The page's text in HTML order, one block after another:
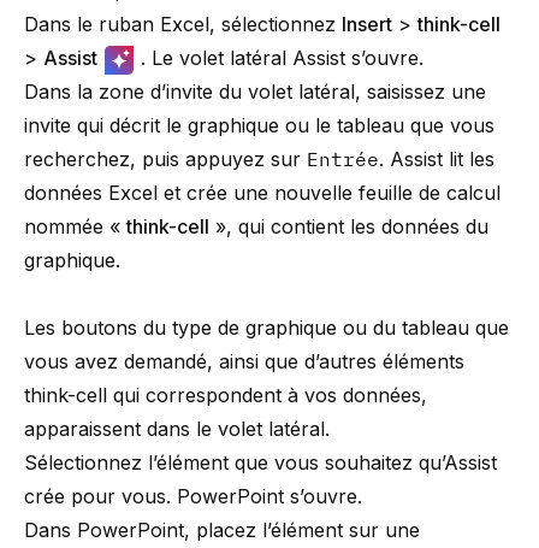
Dans le ruban Excel, sélectionnez Insert >think-cell
> Assist
. Le volet latéral Assist s’ouvre.
Dans la zone d’invite du volet latéral, saisissez une
invite qui décrit le graphique ou le tableau que vous
recherchez, puis appuyez sur Entrée. Assist lit les
données Excel et crée une nouvelle feuille de calcul
nommée «think-cell », qui contient les données du
graphique.
Les boutons du type de graphique ou du tableau que
vous avez demandé, ainsi que d’autres éléments
think-cell qui correspondent à vos données,
apparaissent dans le volet latéral.
Sélectionnez l’élément que vous souhaitez qu’Assist
crée pour vous. PowerPoint s’ouvre.
Dans PowerPoint, placez l’élément sur une